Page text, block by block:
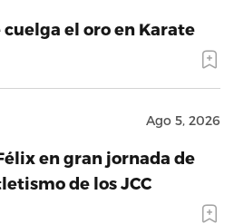
cuelga el oro en Karate
Ago 5, 2026
en gran jornada de
de los JCC